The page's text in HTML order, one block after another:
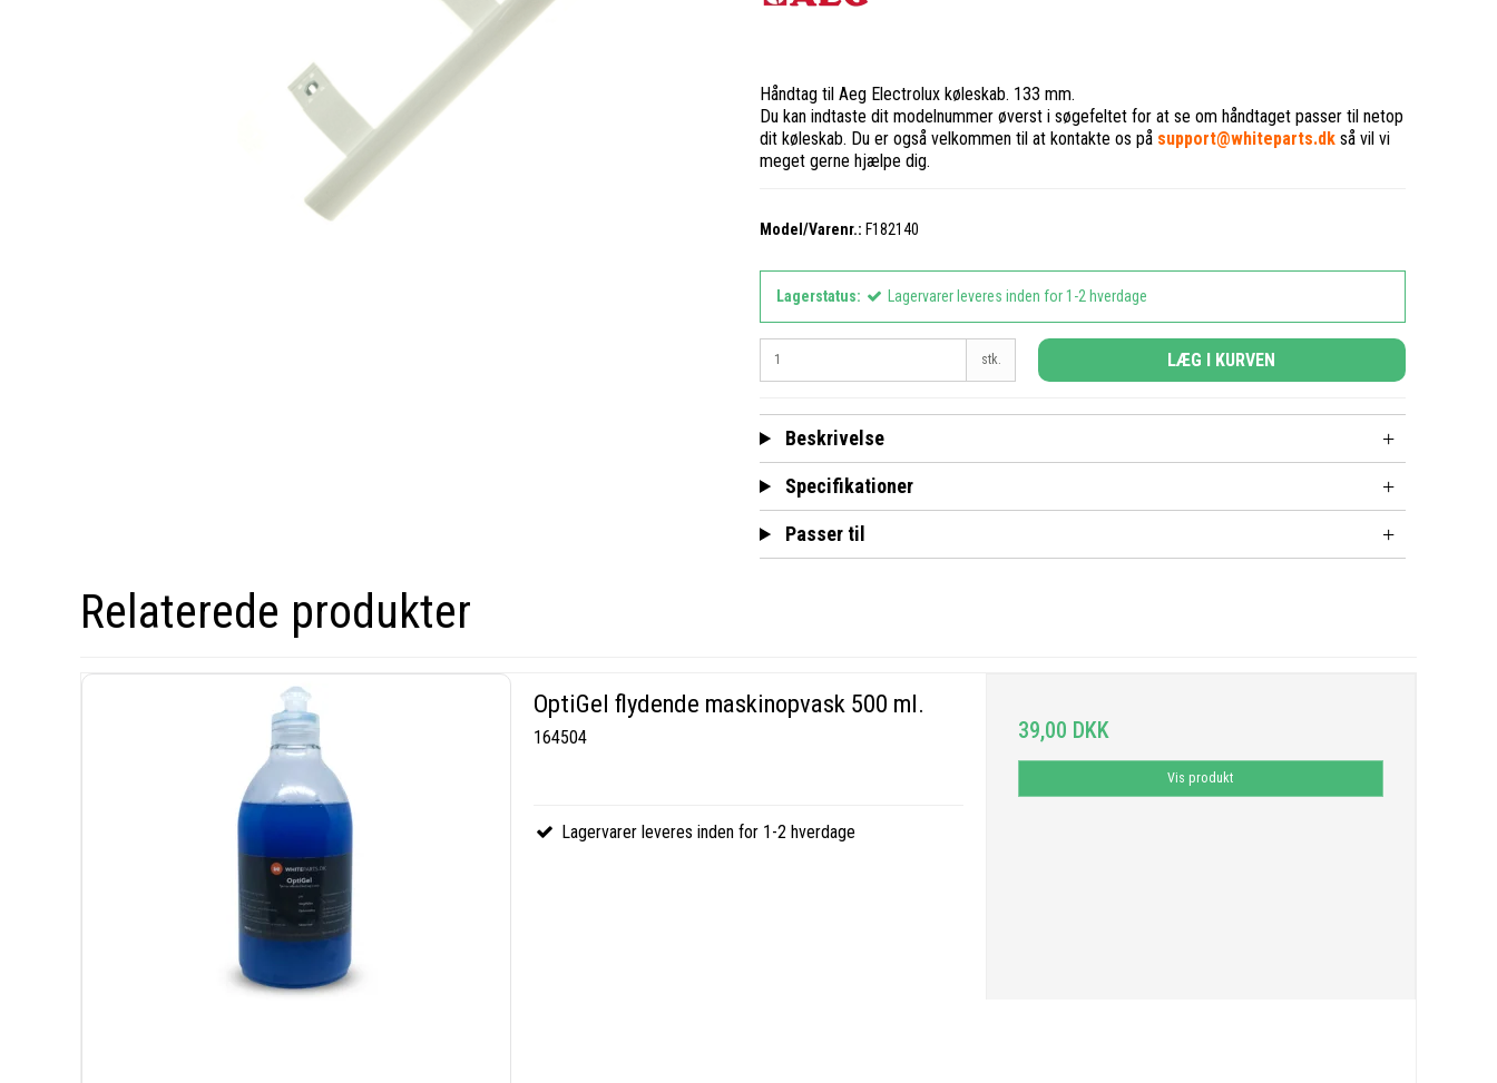
Håndtag til Aeg Electrolux køleskab. 133 mm.
Du kan indtaste dit modelnummer øverst i søgefeltet for at se om håndtaget passer til netop
dit køleskab. Du er også velkommen til at kontakte os på support@whiteparts.dk så vil vi
meget gerne hjælpe dig.
Model/Varenr.: F182140
Lagerstatus: Lagervarer leveres inden for 1-2 hverdage
stk. LÆG I KURVEN
Beskrivelse
Specifikationer
Passer til
Relaterede produkter
OptiGel flydende maskinopvask 500 ml.
164504
Lagervarer leveres inden for 1-2 hverdage
39,00 DKK
Vis produkt